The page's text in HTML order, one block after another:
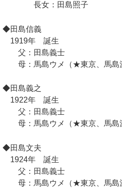
長女：田島照子
◆田島信義
1919年 誕生
父：田島義士
母：馬島ウメ（★東京、馬島
◆田島義之
1922年 誕生
父：田島義士
母：馬島ウメ（★東京、馬島
◆田島文夫
1924年 誕生
父：田島義士
母：馬島ウメ（★東京、馬島